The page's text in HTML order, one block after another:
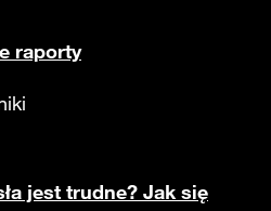
raporty
jest trudne? Jak się